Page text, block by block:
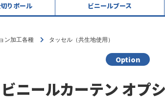
りポール ビニールブース
ン加工各種 タッセル（共生地使用）
Option
ビニールカーテン オプ